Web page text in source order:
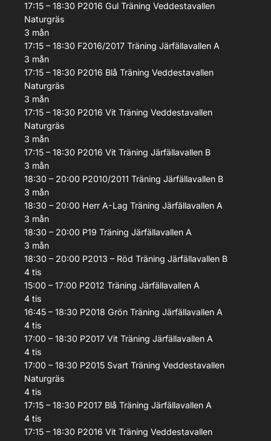
17:15 – 18:30 P2016 Gul Träning Veddestavallen
Naturgräs
3 mån
17:15 – 18:30 F2016/2017 Träning Järfällavallen A
3 mån
17:15 – 18:30 P2016 Blå Träning Veddestavallen
Naturgräs
3 mån
17:15 – 18:30 P2016 Vit Träning Veddestavallen
Naturgräs
3 mån
17:15 – 18:30 P2016 Vit Träning Järfällavallen B
3 mån
18:30 – 20:00 P2010/2011 Träning Järfällavallen B
3 mån
18:30 – 20:00 Herr A-Lag Träning Järfällavallen A
3 mån
18:30 – 20:00 P19 Träning Järfällavallen A
3 mån
18:30 – 20:00 P2013 – Röd Träning Järfällavallen B
4 tis
15:00 – 17:00 P2012 Träning Järfällavallen A
4 tis
16:45 – 18:30 P2018 Grön Träning Järfällavallen A
4 tis
17:00 – 18:30 P2017 Vit Träning Järfällavallen A
4 tis
17:00 – 18:30 P2015 Svart Träning Veddestavallen
Naturgräs
4 tis
17:15 – 18:30 P2017 Blå Träning Järfällavallen A
4 tis
17:15 – 18:30 P2016 Vit Träning Veddestavallen